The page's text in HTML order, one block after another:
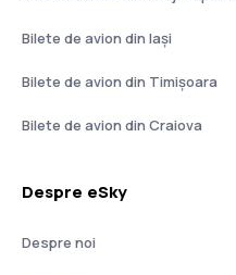
Bilete de avion din Iași
Bilete de avion din Timișoara
Bilete de avion din Craiova
Despre eSky
Despre noi